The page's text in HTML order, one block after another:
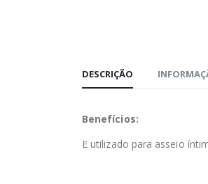
DESCRIÇÃO
Benefícios:
E utilizado para asseio